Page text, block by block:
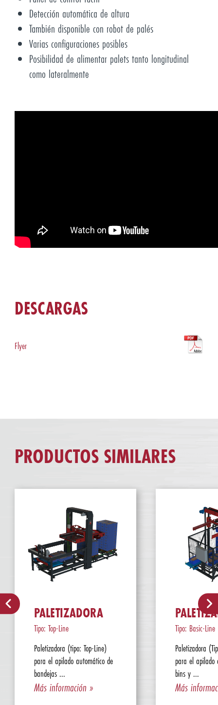
Detección automática de altura
También disponible con robot de palés
Varias configuraciones posibles
Posibilidad de alimentar palets tanto longitudinal
como lateralmente
DESCARGAS
Flyer
PRODUCTOS SIMILARES
PALETIZADORA
Tipo: Top-Line
Paletizadora (tipo: Top-Line)
para el apilado automático de
bandejas ...
Más información »
Tipo: Basic-Line
Paletizadora
para el apilado
bins y ...
Más